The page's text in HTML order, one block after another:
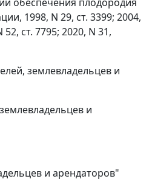
1998, N 29, ст. 3399; 2004,
52, ст. 7795; 2020, N 31,
землевладельцев и
и
и арендаторов"